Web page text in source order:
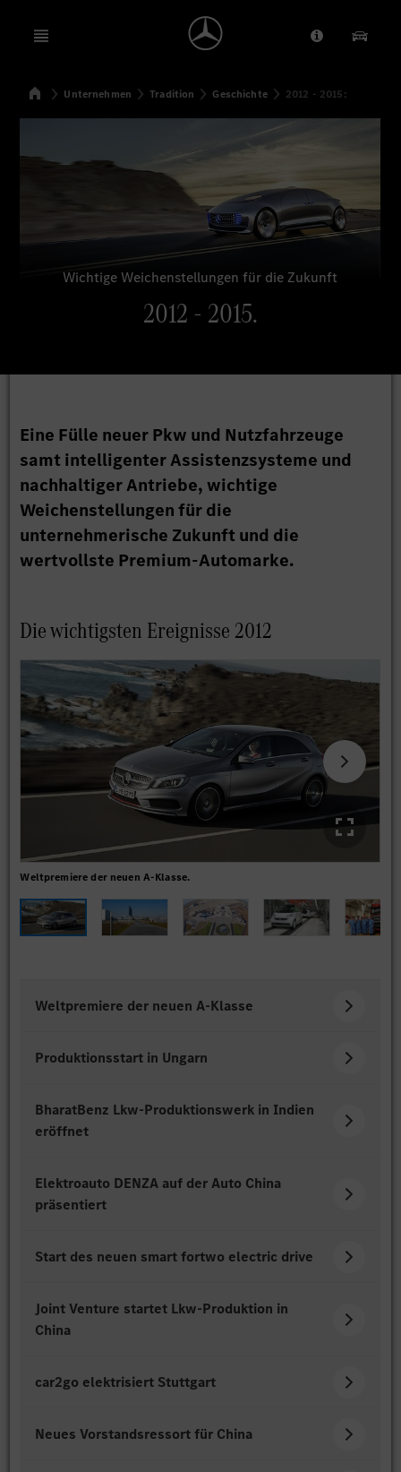
Open menu Anbieter/
SuchenStartseite
Unternehmen Tradition Geschichte 2012 - 2015:
Wichtige Weichenstellungen für die Zukunft
2012 - 2015.
Eine Fülle neuer Pkw und Nutzfahrzeuge
samt intelligenter Assistenzsysteme und
nachhaltiger Antriebe, wichtige
Weichenstellungen für die
unternehmerische Zukunft und die
wertvollste Premium-Automarke.
Die wichtigsten Ereignisse 2012
Weltpremiere der neuen A-Klasse.
Weltpremiere der neuen A-Klasse
Produktionsstart in Ungarn
BharatBenz Lkw-Produktionswerk in Indien
eröffnet
Elektroauto DENZA auf der Auto China
präsentiert
Start des neuen smart fortwo electric drive
Joint Venture startet Lkw-Produktion in
China
car2go elektrisiert Stuttgart
Neues Vorstandsressort für China